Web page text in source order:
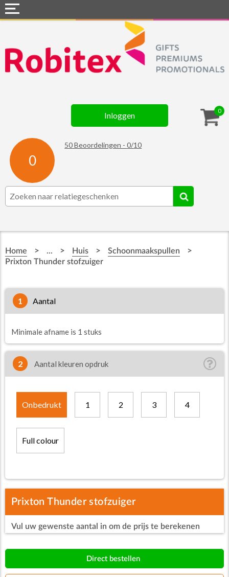
0
Inloggen
0
50Beoordelingen -0/10
Webshops
Snel naar »
Assortiment
Contact
☆ Prijsknallers ☆
Home > ... > Huis > Schoonmaakspullen >
Prixton Thunder stofzuiger
1 aantal
Minimale afname is 1 stuks
2 Aantal kleuren opdruk
Onbedrukt 1 2 3 4
Full colour
Prixton Thunder stofzuiger
Vul uw gewenste aantal in om de prijs te berekenen
Direct bestellen